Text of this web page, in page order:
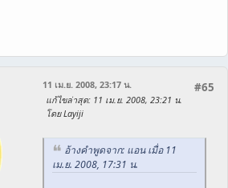
#65
11 เม.ย. 2008, 23:17 น.
แก้ไขล่าสุด: 11 เม.ย. 2008, 23:21 น.
โดย Layiji
อ้างคำพูดจาก: แอน เมื่อ 11
เม.ย. 2008, 17:31 น.